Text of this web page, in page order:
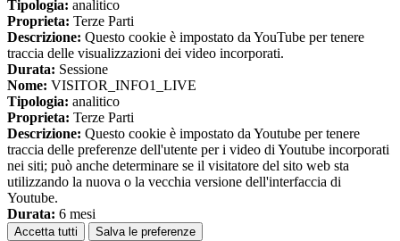
Tipologia: analitico
Proprieta: Terze Parti
Descrizione: Questo cookie è impostato da YouTube per tenere
traccia delle visualizzazioni dei video incorporati.
Durata: Sessione
Nome: VISITOR_INFO1_LIVE
Tipologia: analitico
Proprieta: Terze Parti
Descrizione: Questo cookie è impostato da Youtube per tenere
traccia delle preferenze dell'utente per i video di Youtube incorporati
nei siti; può anche determinare se il visitatore del sito web sta
utilizzando la nuova o la vecchia versione dell'interfaccia di
Youtube.
Durata: 6 mesi
Accetta tutti Salva le preferenze